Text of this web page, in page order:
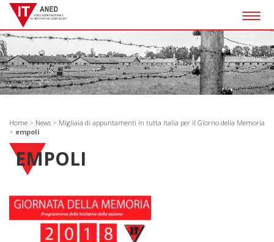
Home > News > Migliaia di appuntamenti in tutta Italia per il Giorno della Memoria
> empoli
EMPOLI